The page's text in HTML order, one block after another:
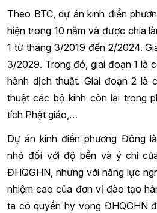
Theo BTC, dự án kinh điển
hiện trong 10 năm và được chia
1 từ tháng 3/2019 đến 2/2024.
3/2029. Trong đó, giai đoạn 1 là
hành dịch thuật. Giai đoạn 2 là
thuật các bộ kinh còn lại trong
tích Phật giáo,…
Dự án kinh điển phương Đông
nhỏ đối với độ bền và ý chí
ĐHQGHN, nhưng với năng lực
nhiệm cao của đơn vị đào tạo
ta có quyền hy vọng ĐHQGHN